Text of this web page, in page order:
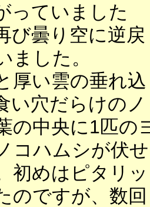
っていました
び曇り空に逆戻
ました。
厚い雲の垂れ込
い穴だらけのノ
の中央に1匹の
コハムシが伏せ
初めはピタリッ
のですが、数回